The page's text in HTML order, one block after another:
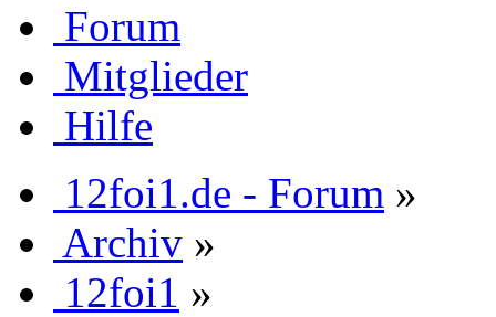
Forum
Mitglieder
Hilfe
12foi1.de - Forum »
Archiv »
12foi1 »